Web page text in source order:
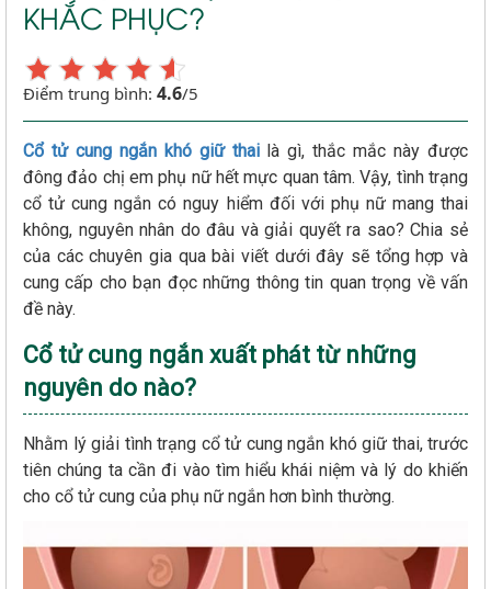
KHẮC PHỤC?
Điểm trung bình: 4.6/5
Cổ tử cung ngắn khó giữ thailà gì, thắc mắc này được
đông đảo chị em phụ nữ hết mực quan tâm. Vậy, tình trạng
cổ tử cung ngắn có nguy hiểm đối với phụ nữ mang thai
không, nguyên nhân do đâu và giải quyết ra sao? Chia sẻ
của các chuyên gia qua bài viết dưới đây sẽ tổng hợp và
cung cấp cho bạn đọc những thông tin quan trọng về vấn
đề này.
Cổ tử cung ngắn xuất phát từ những
nguyên do nào?
Nhằm lý giải tình trạng cổ tử cung ngắn khó giữ thai, trước
tiên chúng ta cần đi vào tìm hiểu khái niệm và lý do khiến
cho cổ tử cung của phụ nữ ngắn hơn bình thường.